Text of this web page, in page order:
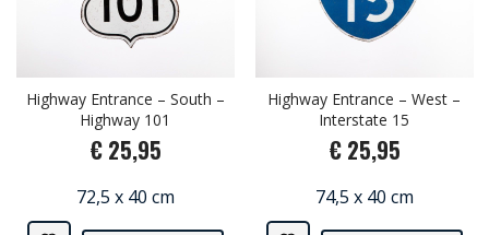
Highway Entrance – South –
Highway 101
€ 25,95
72,5 x 40 cm
Highway Entrance – West –
Interstate 15
€ 25,95
74,5 x 40 cm